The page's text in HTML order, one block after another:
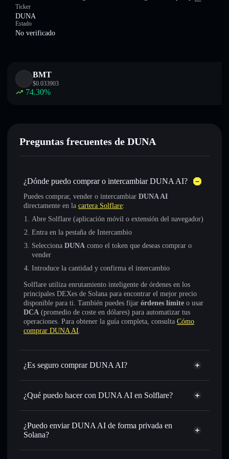
Ticker
DUNA
Estado
No verificado
BMT
$0.033903
74.30%
Preguntas frecuentes de DUNA
¿Dónde puedo comprar o intercambiar DUNA AI?
Puedes comprar, vender o intercambiar DUNA AI
directamente en la cartera Solflare:
Abre Solflare (aplicación móvil o extensión del navegador)
Entra en la pestaña de Intercambio
Selecciona DUNA como el token que deseas comprar o
vender
Introduce la cantidad y confirma el intercambio
Solflare utiliza enrutamiento inteligente de órdenes en los
principales DEXes de Solana para encontrar el mejor precio
disponible para ti. También puedes fijar órdenes límite o usar
DCA (promedio de coste en dólares) para automatizar tus
operaciones. Para obtener la guía completa, consulta Cómo
comprar DUNA AI.
¿Es seguro comprar DUNA AI?
DUNA AI no está verificado
¿Qué puedo hacer con DUNA AI en Solflare?
DUNA AI
cartera de Solflare
Intercambiar al instante : operar con DUNA para SOL,
USDC o miles de otros tokens de Solana con enrutamiento
¿Puedo enviar DUNA AI de forma privada en
Solana?
agregador de privacidad